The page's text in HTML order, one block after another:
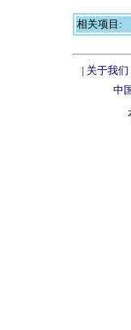
相关项目:
| 关于我们
中